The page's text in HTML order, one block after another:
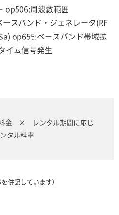
op506:周波数範囲
スバンド・ジェネレータ(RF
op655:ベースバンド帯域拡
イム信号発生
金 × レンタル期間に応じ
タル料率
を併記しています）